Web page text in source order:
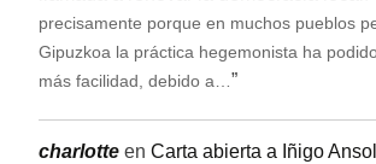
precisamente porque en muchos pueblos
Gipuzkoa la práctica hegemonista ha
más facilidad, debido a…”
charlotte en Carta abierta a Iñigo